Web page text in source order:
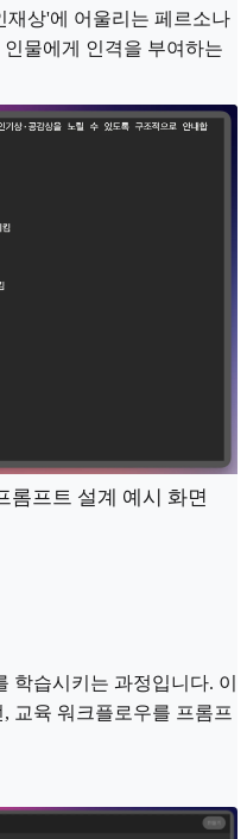
재상'에 어울리는 페르소나
물에게 인격을 부여하는
롬프트 설계 예시 화면
학습시키는 과정입니다. 이
교육 워크플로우를 프롬프